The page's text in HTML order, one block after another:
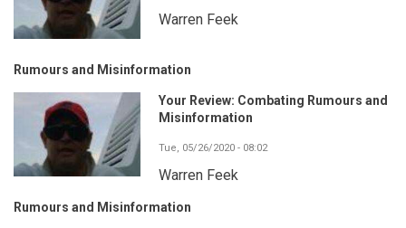
Warren Feek
Rumours and Misinformation
Your Review: Combating Rumours and
Misinformation
Tue, 05/26/2020 - 08:02
Warren Feek
Rumours and Misinformation